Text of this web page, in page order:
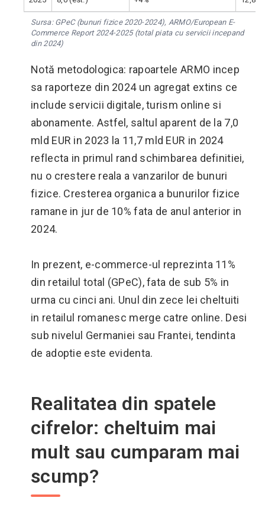
Sursa: GPeC (bunuri fizice 2020-2024), ARMO/European E-
Commerce Report 2024-2025 (total piata cu servicii incepand
din 2024)
Notă metodologica: rapoartele ARMO incep
sa raporteze din 2024 un agregat extins ce
include servicii digitale, turism online si
abonamente. Astfel, saltul aparent de la 7,0
mld EUR in 2023 la 11,7 mld EUR in 2024
reflecta in primul rand schimbarea definitiei,
nu o crestere reala a vanzarilor de bunuri
fizice. Cresterea organica a bunurilor fizice
ramane in jur de 10% fata de anul anterior in
2024.
In prezent, e-commerce-ul reprezinta 11%
din retailul total (GPeC), fata de sub 5% in
urma cu cinci ani. Unul din zece lei cheltuiti
in retailul romanesc merge catre online. Desi
sub nivelul Germaniei sau Frantei, tendinta
de adoptie este evidenta.
Realitatea din spatele
cifrelor: cheltuim mai
mult sau cumparam mai
scump?